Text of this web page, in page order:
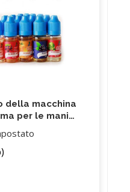
della macchina
per le mani
da 10 ml 0,5